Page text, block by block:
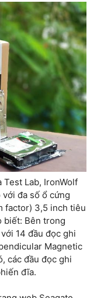
Lab, IronWolf
đa số ổ cứng
factor) 3,5 inch tiêu
biết: Bên trong
14 đầu đọc ghi
Magnetic
các đầu đọc ghi
đĩa.